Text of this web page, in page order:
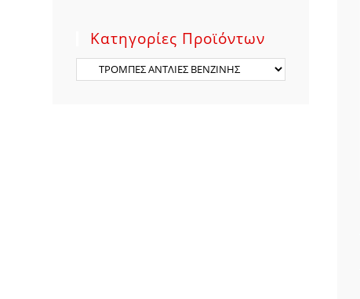
Κατηγορίες Προϊόντων